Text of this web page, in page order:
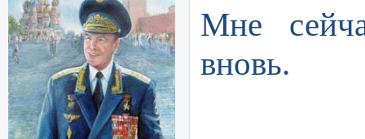
Мне
вновь.